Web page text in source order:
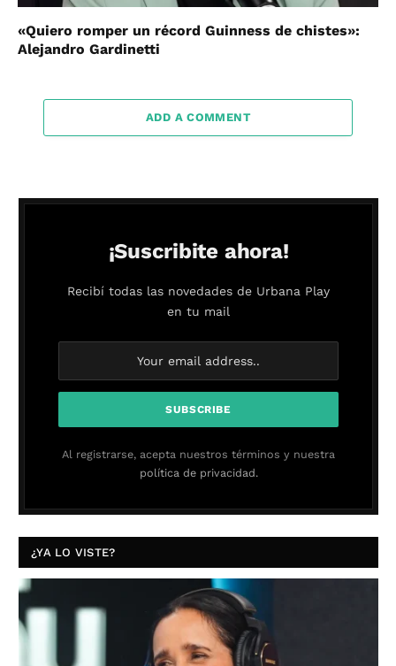
«Quiero romper un récord Guinness de chistes»:
Alejandro Gardinetti
ADD A COMMENT
¡Suscribite ahora!
Recibí todas las novedades de Urbana Play
en tu mail
Al registrarse, acepta nuestros términos y nuestra
política de privacidad.
¿YA LO VISTE?